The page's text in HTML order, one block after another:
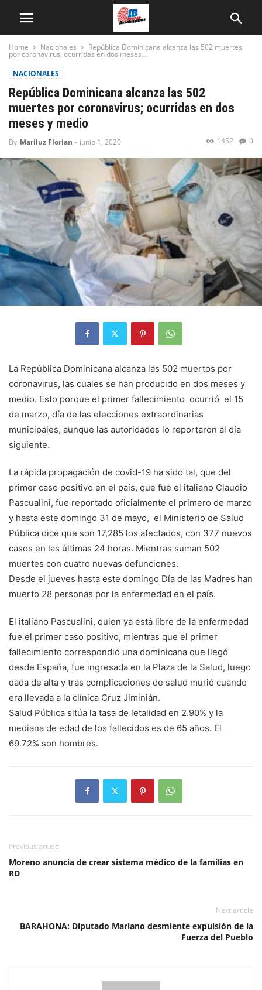
Home Nacionales República Dominicana alcanza las 502 muertes
por coronavirus; ocurridas en dos meses...
NACIONALES
República Dominicana alcanza las 502
muertes por coronavirus; ocurridas en dos
meses y medio
By Mariluz Florian - junio 1, 2020 0
1452
La República Dominicana alcanza las 502 muertos por
coronavirus, las cuales se han producido en dos meses y
medio. Esto porque el primer fallecimiento ocurrió el 15
de marzo, día de las elecciones extraordinarias
municipales, aunque las autoridades lo reportaron al día
siguiente.
La rápida propagación de covid-19 ha sido tal, que del
primer caso positivo en el país, que fue el italiano Claudio
Pascualini, fue reportado oficialmente el primero de marzo
y hasta este domingo 31 de mayo, el Ministerio de Salud
Pública dice que son 17,285 los afectados, con 377 nuevos
casos en las últimas 24 horas. Mientras suman 502
muertes con cuatro nuevas defunciones.
Desde el jueves hasta este domingo Día de las Madres han
muerto 28 personas por la enfermedad en el país.
El italiano Pascualini, quien ya está libre de la enfermedad
fue el primer caso positivo, mientras que el primer
fallecimiento correspondió una dominicana que llegó
desde España, fue ingresada en la Plaza de la Salud, luego
dada de alta y tras complicaciones de salud murió cuando
era llevada a la clínica Cruz Jiminián.
Salud Pública sitúa la tasa de letalidad en 2.90% y la
mediana de edad de los fallecidos es de 65 años. El
69.72% son hombres.
Previous article
Moreno anuncia de crear sistema médico de la familias en
RD
Next article
BARAHONA: Diputado Mariano desmiente expulsión de la
Fuerza del Pueblo